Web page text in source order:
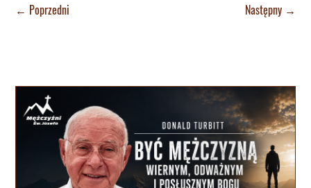
← Poprzedni Następny→